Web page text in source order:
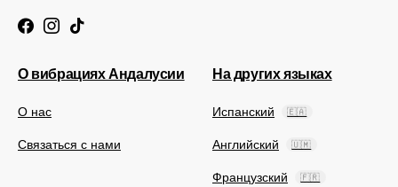
О вибрациях Андалусии
О нас
Связаться с нами
На других языках
Испанский 🇪🇦
Английский 🇺🇲
Французский 🇫🇷